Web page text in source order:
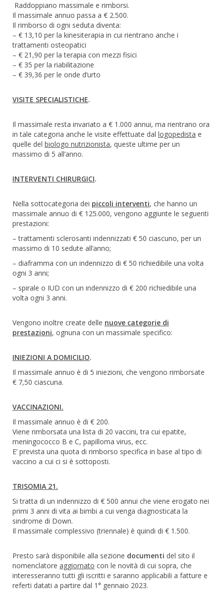
Raddoppiano massimale e rimborsi.
Il massimale annuo passa a € 2.500.
Il rimborso di ogni seduta diventa:
– € 13,10 per la kinesiterapia in cui rientrano anche i
trattamenti osteopatici
– € 21,90 per la terapia con mezzi fisici
– € 35 per la riabilitazione
– € 39,36 per le onde d’urto
VISITE SPECIALISTICHE.
Il massimale resta invariato a € 1.000 annui, ma rientrano ora
in tale categoria anche le visite effettuate dal logopedista e
quelle del biologo nutrizionista, queste ultime per un
massimo di 5 all’anno.
INTERVENTI CHIRURGICI.
Nella sottocategoria dei piccoli interventi, che hanno un
massimale annuo di € 125.000, vengono aggiunte le seguenti
prestazioni:
– trattamenti sclerosanti indennizzati € 50 ciascuno, per un
massimo di 10 sedute all’anno;
– diaframma con un indennizzo di € 50 richiedibile una volta
ogni 3 anni;
– spirale o IUD con un indennizzo di € 200 richiedibile una
volta ogni 3 anni.
Vengono inoltre create delle nuove categorie di
prestazioni, ognuna con un massimale specifico:
INIEZIONI A DOMICILIO.
Il massimale annuo è di 5 iniezioni, che vengono rimborsate
€ 7,50 ciascuna.
VACCINAZIONI.
Il massimale annuo è di € 200.
Viene rimborsata una lista di 20 vaccini, tra cui epatite,
meningococco B e C, papilloma virus, ecc.
E’ prevista una quota di rimborso specifica in base al tipo di
vaccino a cui ci si è sottoposti.
TRISOMIA 21.
Si tratta di un indennizzo di € 500 annui che viene erogato nei
primi 3 anni di vita ai bimbi a cui venga diagnosticata la
sindrome di Down.
Il massimale complessivo (triennale) è quindi di € 1.500.
Presto sarà disponibile alla sezione documenti del sito il
nomenclatore aggiornato con le novità di cui sopra, che
interesseranno tutti gli iscritti e saranno applicabili a fatture e
referti datati a partire dal 1° gennaio 2023.